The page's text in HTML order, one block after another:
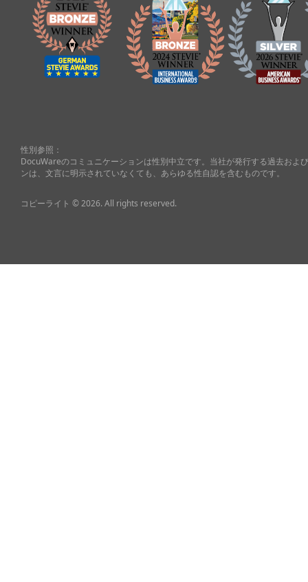
性別参照：
DocuWareのコミュニケーションは性別中立です。当社が発行する過去およ
ンは、文言に明示されていなくても、あらゆる性自認を含むものです。
コピーライト © 2026. All rights reserved.